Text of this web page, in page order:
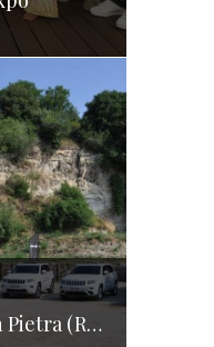
Castello di Torre in Pietra (RO)